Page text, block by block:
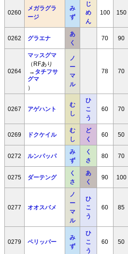
0260
メガラグラ
ージ
み
ず
じ
め
ん
100 150
0262 グラエナ
あ
く
70 90
0264
マッスグマ
（RFあり
→ タチフサ
グマ
）
ノ
ー
マ
ル
78 70
0267 アゲハント
む
し
ひ
こ
う
60 70
0269 ドクケイル
む
し
ど
く
60 50
0272 ルンパッパ
み
ず
く
さ
80 70
0275 ダーテング
く
さ
あ
く
90 100
0277 オオスバメ
ノ
ー
マ
ル
ひ
こ
う
60 85
0279 ペリッパー
み
ず
ひ
こ
う
60 50